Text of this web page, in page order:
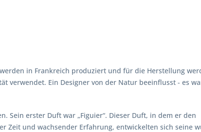
in Frankreich produziert und für die Herstellung
verwendet. Ein Designer von der Natur beeinflusst - es
Sein erster Duft war „Figuier“. Dieser Duft, in dem er den
Zeit und wachsender Erfahrung, entwickelten sich seine